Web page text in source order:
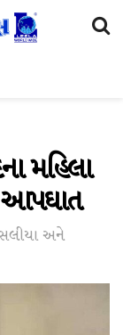
મહિલા
આપઘાત
અને